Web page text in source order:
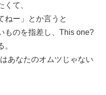
て、
ねー」とか言うと
ものを指差し、This one?
あなたのオムツじゃない